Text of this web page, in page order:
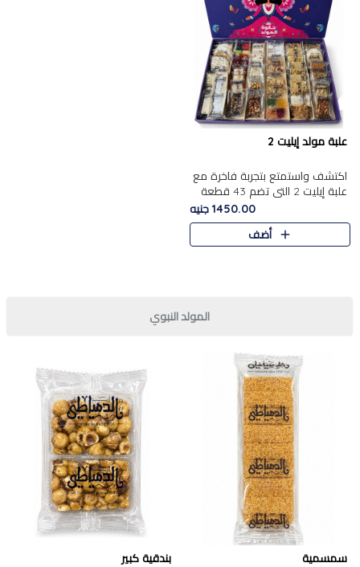
علبة مولد إيليت 2
اكتشف واستمتع بتجربة فاخرة مع
علبة إيليت 2 التي تضم 43 قطعة
تشكيلة من أرقى حلويات المولد
الشرقية المصرية الأصيلة ,معروضة
بشكل جميل في علبة أ..
1450.00 جنيه
أضف
المولد النبوي
سمسمية بندقية كبير